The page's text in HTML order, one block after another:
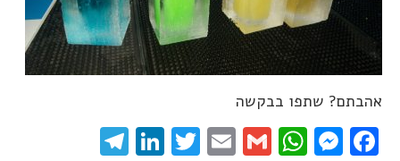
אהבתם? שתפו בבקשה
Facebook
Messenger
WhatsApp
Gmail
Email
Twitter
LinkedIn